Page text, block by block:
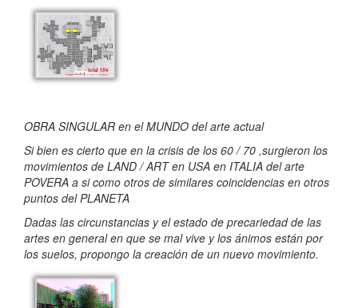
OBRA SINGULAR en el MUNDO del arte actual
Si bien es cierto que en la crisis de los 60 / 70 ,surgieron los
movimientos de LAND / ART en USA en ITALIA del arte
POVERA a si como otros de similares coincidencias en otros
puntos del PLANETA
Dadas las circunstancias y el estado de precariedad de las
artes en general en que se mal vive y los ánimos están por
los suelos, propongo la creación de un nuevo movimiento.